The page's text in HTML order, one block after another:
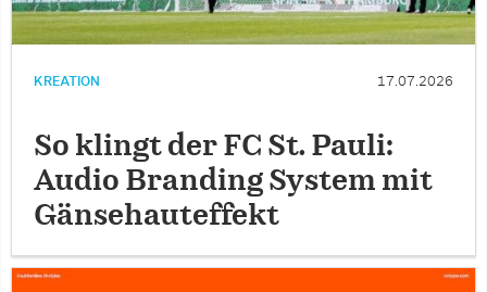
KREATION 17.07.2026
So klingt der FC St. Pauli:
Audio Branding System mit
Gänsehauteffekt